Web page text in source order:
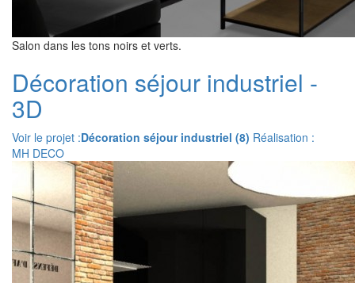
Salon dans les tons noirs et verts.
Décoration séjour industriel -
3D
Voir le projet :Décoration séjour industriel (8) Réalisation :
MH DECO